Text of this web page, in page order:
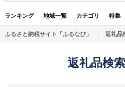
ランキング 地域一覧 カテゴリ 特集
ふるさと納税サイト「ふるなび」 返礼品
返礼品検